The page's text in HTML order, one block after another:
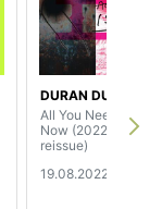
DURAN DURAN
All You Need Is
Now (2022
reissue)
19.08.2022